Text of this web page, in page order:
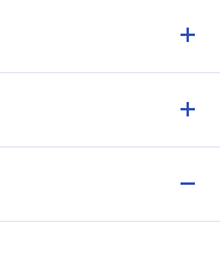
ュ
ー
閉
ュ
ー